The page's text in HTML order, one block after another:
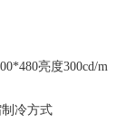
亮度300cd/m
制冷方式